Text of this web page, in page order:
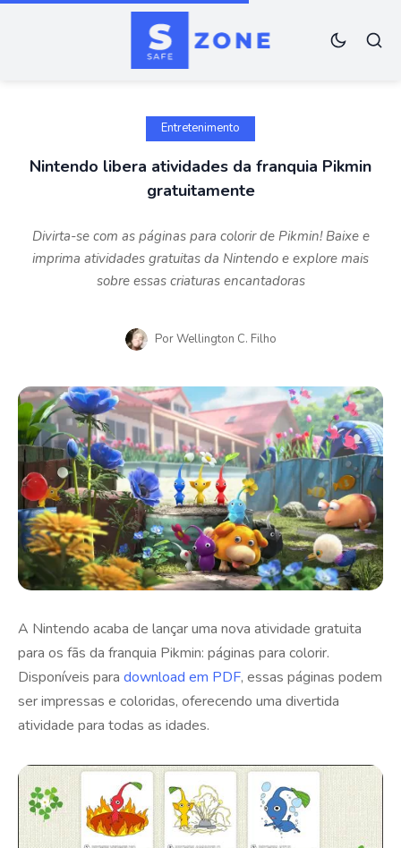
Entretenimento
Nintendo libera atividades da franquia Pikmin
gratuitamente
Divirta-se com as páginas para colorir de Pikmin! Baixe e
imprima atividades gratuitas da Nintendo e explore mais
sobre essas criaturas encantadoras
PorWellington C. Filho
A Nintendo acaba de lançar uma nova atividade gratuita
para os fãs da franquia Pikmin: páginas para colorir.
Disponíveis para download em PDF, essas páginas podem
ser impressas e coloridas, oferecendo uma divertida
atividade para todas as idades.